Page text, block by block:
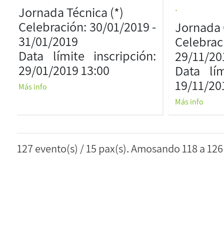
Jornada Técnica (*)
Celebración: 30/01/2019 -
31/01/2019
Data límite inscripción:
29/01/2019 13:00
Más info
.
Jornada
29/11/
Data
19/11/
Más info
127 evento(s) / 15 pax(s). Amosando 118 a 126